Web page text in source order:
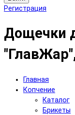
Регистрация
Дощечки
Главная
Копчение
Каталог
Брикеты